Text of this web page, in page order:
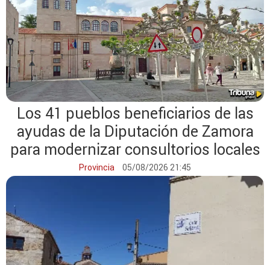
Los 41 pueblos beneficiarios de las
ayudas de la Diputación de Zamora
para modernizar consultorios locales
Provincia 05/08/2026 21:45